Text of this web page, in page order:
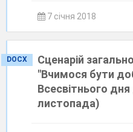
7 січня 2018
DOCX
Сценарій
"Вчимося бути
Всесвітнього
листопада)